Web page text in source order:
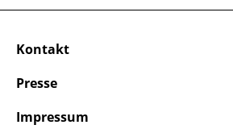
Kontakt
Presse
Impressum